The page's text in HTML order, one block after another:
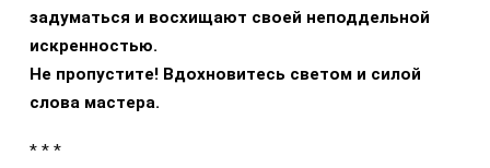
задуматься и восхищают своей неподдельной
искренностью.
Не пропустите! Вдохновитесь светом и силой
слова мастера.
* * *